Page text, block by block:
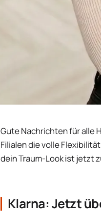
Gute Nachrichten für alle
Filialen die volle
dein Traum-Look ist jetzt
Klarna: Jetzt